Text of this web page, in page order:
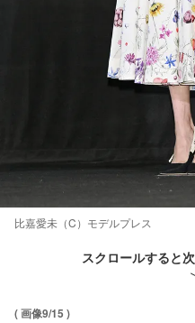
比嘉愛未（C）モデルプレス
スクロールすると
( 画像9/15 )